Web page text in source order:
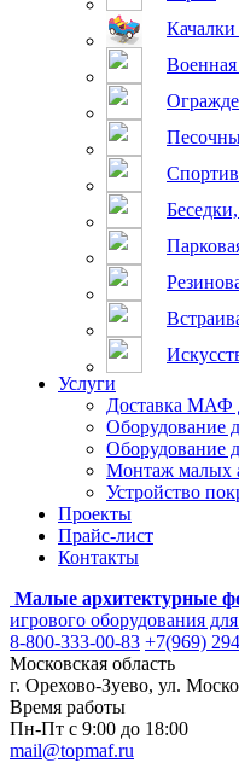
Военная
Услуги
Доставка МАФ
Оборудование
Оборудование
Монтаж малых
Устройство
Проекты
Прайс-лист
Контакты
Малые архитектурные
игрового оборудования
8-800-333-00-83 +7(969)
Московская область
г. Орехово-Зуево, ул.
Время работы
Пн-Пт с 9:00 до 18:00
mail@topmaf.ru